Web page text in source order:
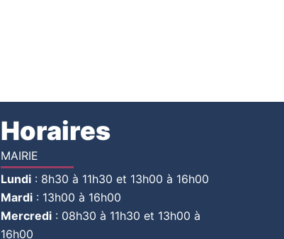
Horaires
MAIRIE
Lundi : 8h30 à 11h30 et 13h00 à 16h00
Mardi : 13h00 à 16h00
Mercredi : 08h30 à 11h30 et 13h00 à
16h00